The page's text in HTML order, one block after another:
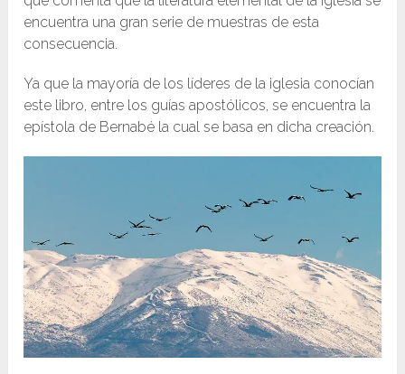
encuentra una gran serie de muestras de esta
consecuencia.
Ya que la mayoría de los líderes de la iglesia conocían
este libro, entre los guías apostólicos, se encuentra la
epístola de Bernabé la cual se basa en dicha creación.